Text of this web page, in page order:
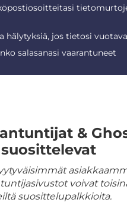
hälytyksiä, jos tietosi
salasanasi vaarantuneet
&
suosittelevat
voivat
suosittelupalkkioita.